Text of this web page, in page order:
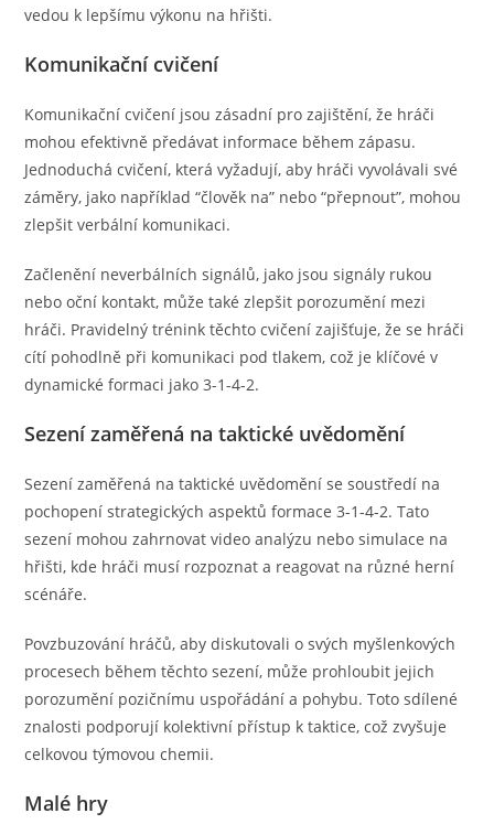
vedou k lepšímu výkonu na hřišti.
Komunikační cvičení
Komunikační cvičení jsou zásadní pro zajištění, že hráči
mohou efektivně předávat informace během zápasu.
Jednoduchá cvičení, která vyžadují, aby hráči vyvolávali své
záměry, jako například “člověk na” nebo “přepnout”, mohou
zlepšit verbální komunikaci.
Začlenění neverbálních signálů, jako jsou signály rukou
nebo oční kontakt, může také zlepšit porozumění mezi
hráči. Pravidelný trénink těchto cvičení zajišťuje, že se hráči
cítí pohodlně při komunikaci pod tlakem, což je klíčové v
dynamické formaci jako 3-1-4-2.
Sezení zaměřená na taktické uvědomění
Sezení zaměřená na taktické uvědomění se soustředí na
pochopení strategických aspektů formace 3-1-4-2. Tato
sezení mohou zahrnovat video analýzu nebo simulace na
hřišti, kde hráči musí rozpoznat a reagovat na různé herní
scénáře.
Povzbuzování hráčů, aby diskutovali o svých myšlenkových
procesech během těchto sezení, může prohloubit jejich
porozumění pozičnímu uspořádání a pohybu. Toto sdílené
znalosti podporují kolektivní přístup k taktice, což zvyšuje
celkovou týmovou chemii.
Malé hry